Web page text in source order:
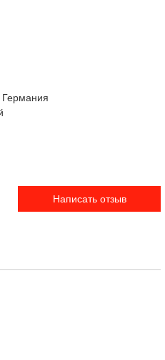
Германия
Написать отзыв